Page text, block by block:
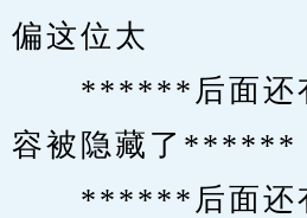
偏这位太
******后面还有
容被隐藏了******
******后面还有